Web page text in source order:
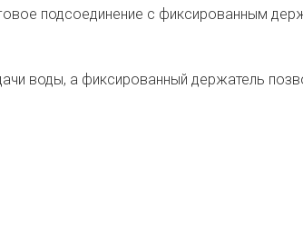
подсоединение с фиксированным
воды, а фиксированный держатель